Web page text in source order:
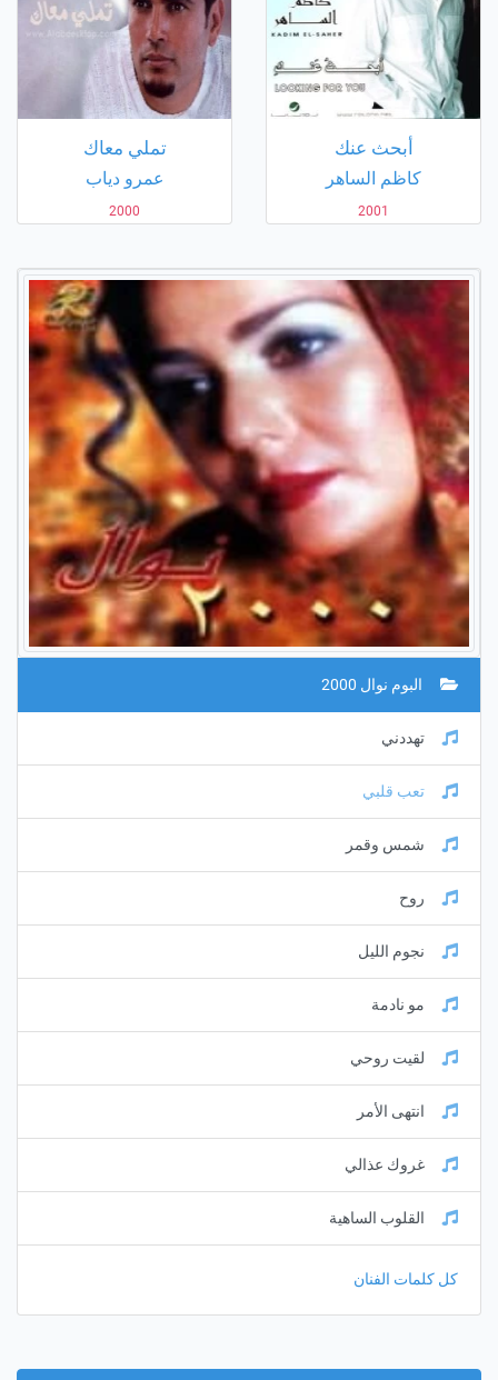
أبحث عنك
كاظم الساهر
2001
تملي معاك
عمرو دياب
2000
البوم نوال 2000
تهددني
تعب قلبي
شمس وقمر
روح
نجوم الليل
مو نادمة
لقيت روحي
انتهى الأمر
غروك عذالي
القلوب الساهية
كل كلمات الفنان